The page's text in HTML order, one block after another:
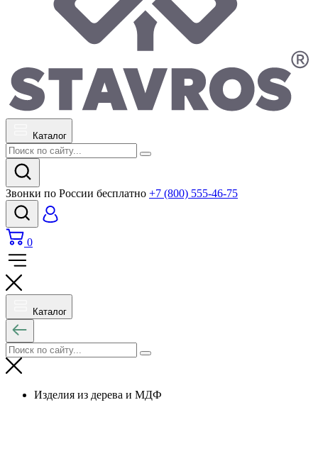
Каталог
Звонки по России бесплатно +7 (800) 555-46-75
0
Каталог
Изделия из дерева и МДФ